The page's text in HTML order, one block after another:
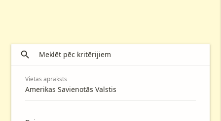
 Meklēt pēc kritērijiem
Vietas apraksts